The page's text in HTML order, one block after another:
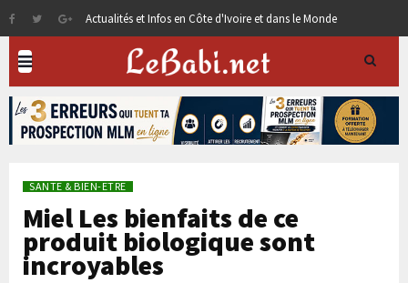
Actualités et Infos en Côte d'Ivoire et dans le Monde
SANTE & BIEN-ETRE
Miel Les bienfaits de ce
produit biologique sont
incroyables